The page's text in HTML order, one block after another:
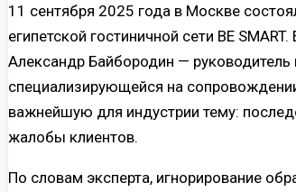
11 сентября 2025 года в Москве
египетской гостиничной сети BE
Александр Байбородин —
специализирующейся на
важнейшую для индустрии тему:
жалобы клиентов.
По словам эксперта, игнорирование